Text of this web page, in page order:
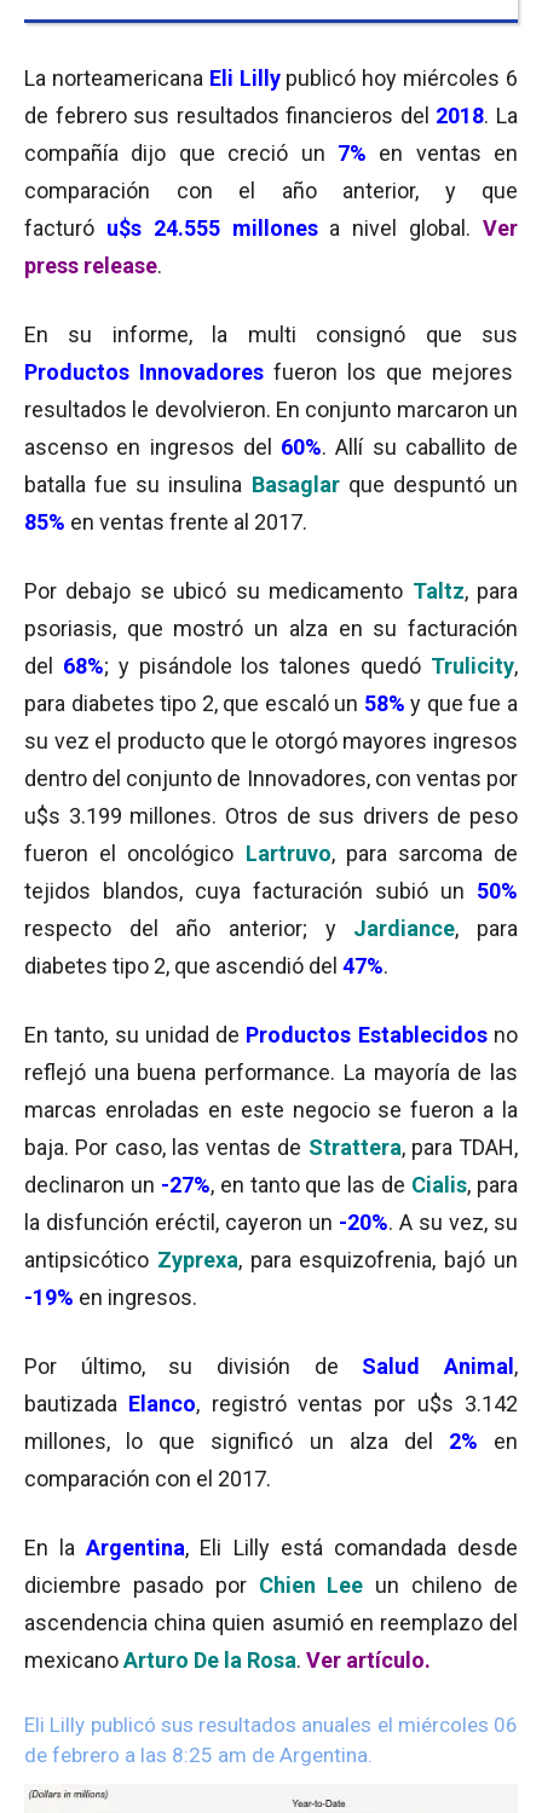
La norteamericana Eli Lillypublicó hoy miércoles 6
de febrero sus resultados financieros del 2018. La
compañía dijo que creció un 7% en ventas en
comparación con el año anterior, y que
facturó u$s 24.555 millonesa nivel global.Ver
press release.
En su informe, la multi consignó que sus
Productos Innovadores fueron los que mejores
resultados le devolvieron. En conjunto marcaron un
ascenso en ingresos del 60%. Allí su caballito de
batalla fue su insulina Basaglarque despuntó un
85% en ventas frente al 2017.
Por debajo se ubicó su medicamento Taltz, para
psoriasis, que mostró un alza en su facturación
del 68%; y pisándole los talones quedó Trulicity,
para diabetes tipo 2, que escaló un 58% y que fue a
su vez el producto que le otorgó mayores ingresos
dentro del conjunto de Innovadores, con ventas por
u$s 3.199 millones. Otros de sus drivers de peso
fueron el oncológico Lartruvo, para sarcoma de
tejidos blandos, cuya facturación subió un 50%
respecto del año anterior; y Jardiance, para
diabetes tipo 2, que ascendió del 47%.
En tanto, su unidad de Productos Establecidosno
reflejó una buena performance. La mayoría de las
marcas enroladas en este negocio se fueron a la
baja. Por caso, las ventas de Strattera, para TDAH,
declinaron un -27%, en tanto que las de Cialis, para
la disfunción eréctil, cayeron un -20%. A su vez, su
antipsicótico Zyprexa, para esquizofrenia, bajó un
-19% en ingresos.
Por último, su división de Salud Animal ,
bautizada Elanco, registró ventas por u$s 3.142
millones, lo que significó un alza del 2% en
comparación con el 2017.
En laArgentina, Eli Lilly está comandada desde
diciembre pasado por Chien Lee un chileno de
ascendencia china quien asumió en reemplazo del
mexicanoArturo De la Rosa. Ver artículo.
Eli Lilly publicó sus resultados anuales el miércoles 06
de febrero a las 8:25 am de Argentina.